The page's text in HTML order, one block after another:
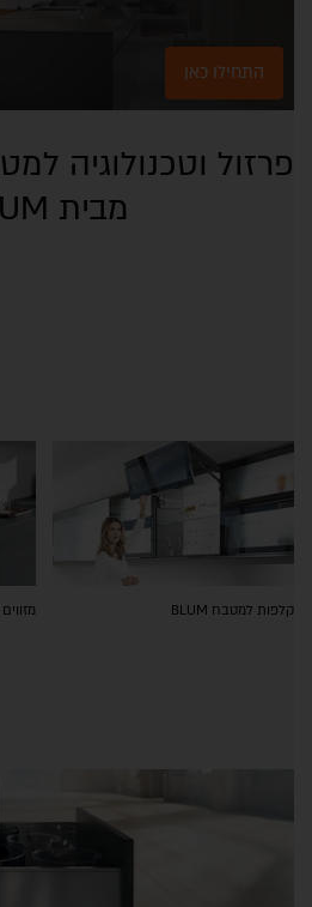
התחילו כאן
פרזול וטכנולוגיה
מבית BLUM
קלפות למטבח BLUM